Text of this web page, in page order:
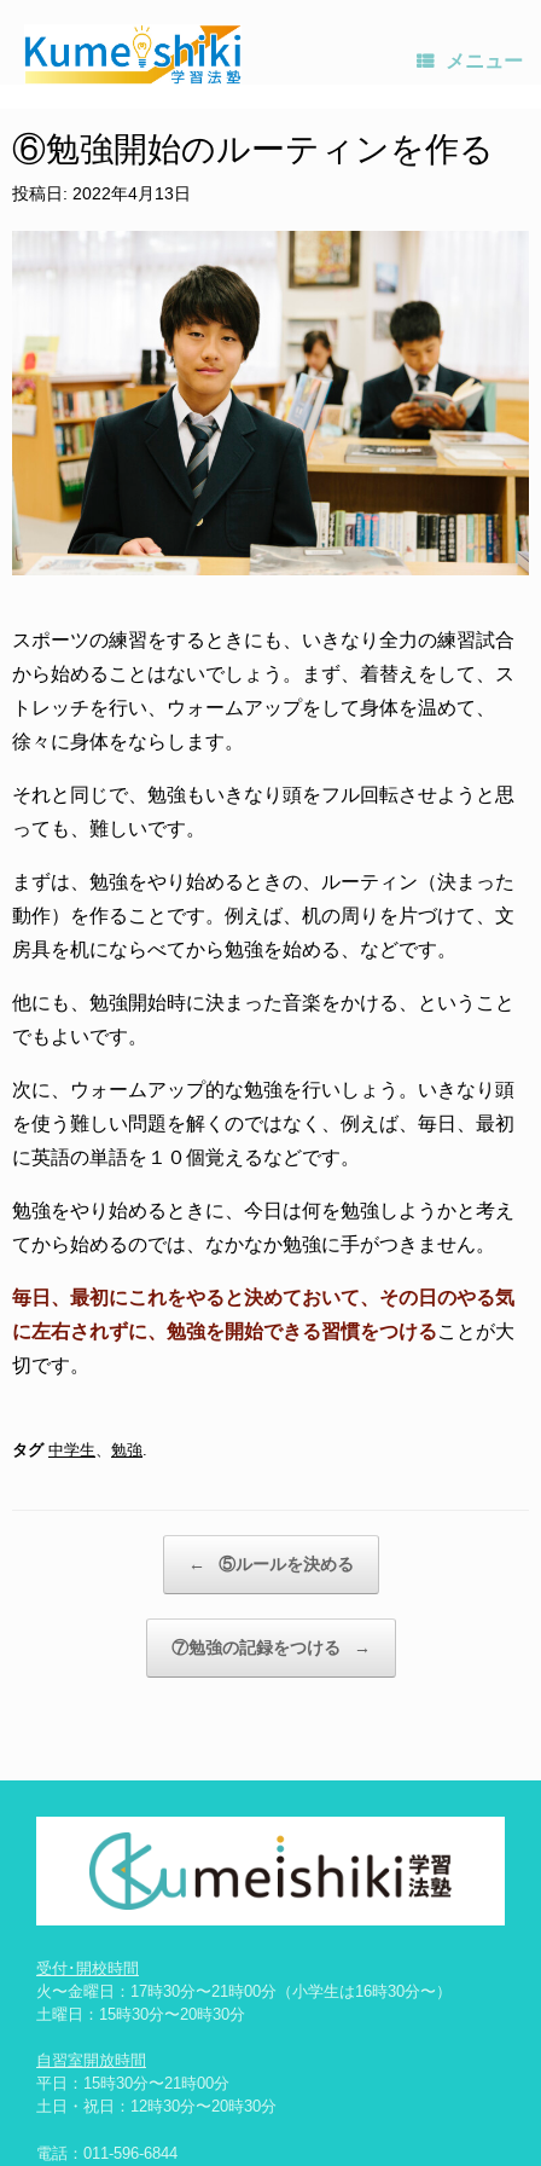
テ
ツ
メニュー
⑥勉強開始のルーティンを作る
投稿日: 2022年4月13日
スポーツの練習をするときにも、いきなり全力の練習試合
から始めることはないでしょう。まず、着替えをして、ス
トレッチを行い、ウォームアップをして身体を温めて、
徐々に身体をならします。
それと同じで、勉強もいきなり頭をフル回転させようと思
っても、難しいです。
まずは、勉強をやり始めるときの、ルーティン（決まった
動作）を作ることです。例えば、机の周りを片づけて、文
房具を机にならべてから勉強を始める、などです。
他にも、勉強開始時に決まった音楽をかける、ということ
でもよいです。
次に、ウォームアップ的な勉強を行いしょう。いきなり頭
を使う難しい問題を解くのではなく、例えば、毎日、最初
に英語の単語を１０個覚えるなどです。
勉強をやり始めるときに、今日は何を勉強しようかと考え
てから始めるのでは、なかなか勉強に手がつきません。
毎日、最初にこれをやると決めておいて、その日のやる気
に左右されずに、勉強を開始できる習慣をつけることが大
切です。
タグ 中学生 勉強
← ⑤ルールを決める
⑦勉強の記録をつける →
受付･開校時間
火〜金曜日：17時30分〜21時00分（小学生は16時30分〜）
土曜日：15時30分〜20時30分
自習室開放時間
平日：15時30分〜21時00分
土日・祝日：12時30分〜20時30分
電話： 011-596-6844